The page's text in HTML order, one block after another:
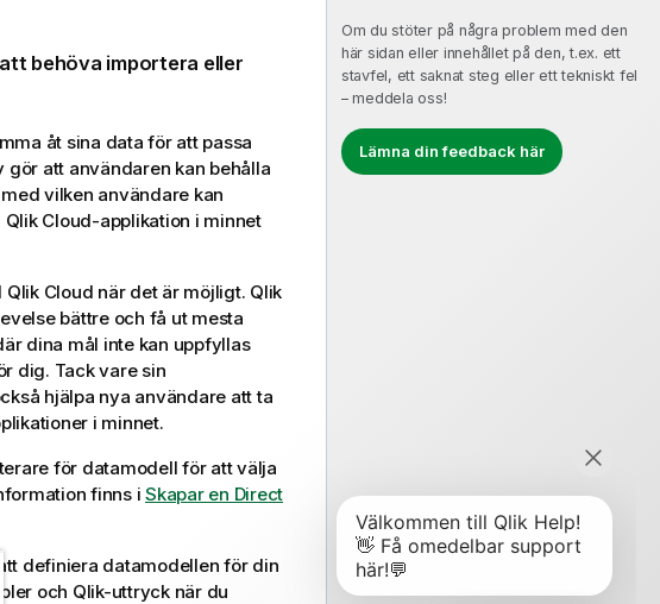
Om du stöter på några problem med den
här sidan eller innehållet på den, t.ex. ett
stavfel, ett saknat steg eller ett tekniskt fel
– meddela oss!
Lämna din feedback här
behöva importera eller
åt sina data för att passa
gör att användaren kan behålla
vilken användare kan
Qlik Cloud-applikation i minnet
Qlik Cloud när det är möjligt. Qlik
bättre och få ut mesta
dina mål inte kan uppfyllas
dig. Tack vare sin
hjälpa nya användare att ta
i minnet.
för datamodell för att välja
finns i Skapar en Direct
definiera datamodellen för din
och Qlik-uttryck när du